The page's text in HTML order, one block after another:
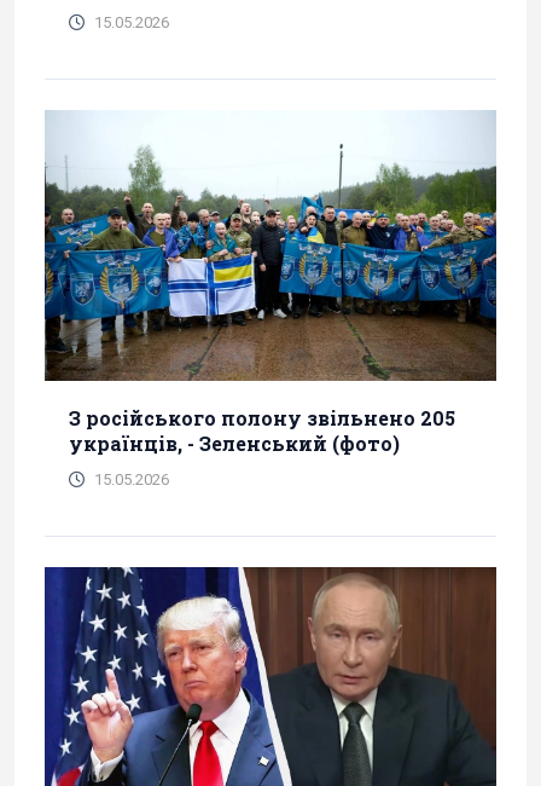
15.05.2026
З російського полону звільнено 205
українців, - Зеленський (фото)
15.05.2026